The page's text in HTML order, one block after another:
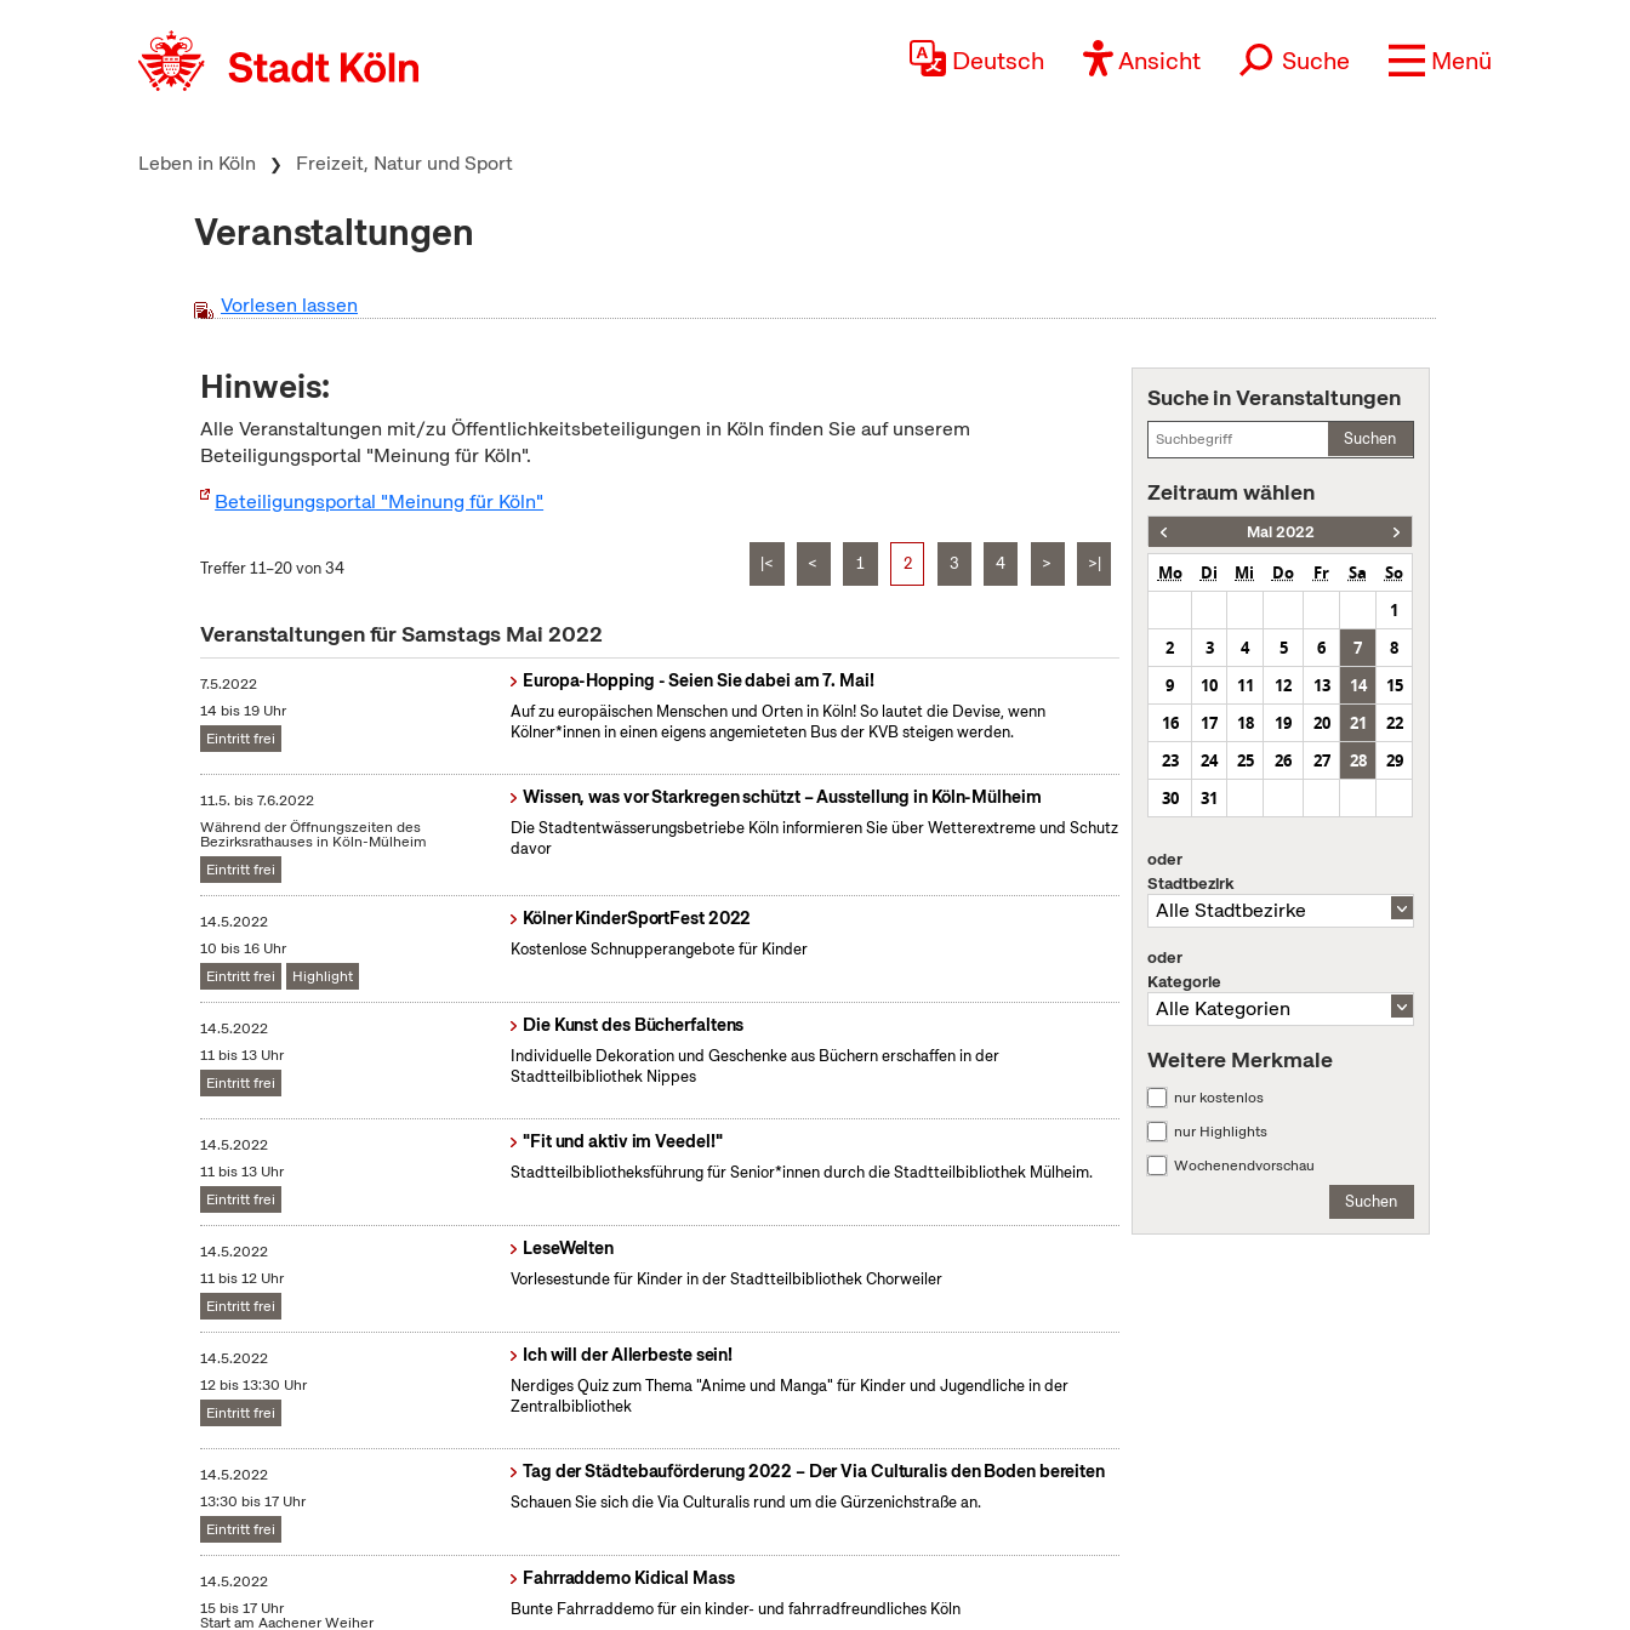
Deutsch Ansicht Suche Menü
Leben in Köln Freizeit, Natur und Sport
Veranstaltungen
Vorlesen lassen
Hinweis:
Alle Veranstaltungen mit/zu Öffentlichkeitsbeteiligungen in Köln finden Sie auf unserem
Beteiligungsportal "Meinung für Köln".
Beteiligungsportal "Meinung für Köln"
Treffer 11–20 von 34 |< < 1 2 3 4 > >|
Veranstaltungen für Samstags Mai 2022
7.5.2022
14 bis 19 Uhr
Eintritt frei
Europa-Hopping - Seien Sie dabei am 7. Mai!
Auf zu europäischen Menschen und Orten in Köln! So lautet die Devise, wenn
Kölner*innen in einen eigens angemieteten Bus der KVB steigen werden.
11.5. bis7.6.2022
Während der Öffnungszeiten des
Bezirksrathauses in Köln-Mülheim
Eintritt frei
Wissen, was vor Starkregen schützt – Ausstellung in Köln-Mülheim
Die Stadtentwässerungsbetriebe Köln informieren Sie über Wetterextreme und Schutz
davor
14.5.2022
10 bis 16 Uhr
Eintritt frei
Highlight
Kölner KinderSportFest 2022
Kostenlose Schnupperangebote für Kinder
14.5.2022
11 bis 13 Uhr
Eintritt frei
Die Kunst des Bücherfaltens
Individuelle Dekoration und Geschenke aus Büchern erschaffen in der
Stadtteilbibliothek Nippes
14.5.2022
11 bis 13 Uhr
Eintritt frei
"Fit und aktiv im Veedel!"
Stadtteilbibliotheksführung für Senior*innen durch die Stadtteilbibliothek Mülheim.
14.5.2022
11 bis 12 Uhr
Eintritt frei
LeseWelten
Vorlesestunde für Kinder in der Stadtteilbibliothek Chorweiler
14.5.2022
12 bis 13:30 Uhr
Eintritt frei
Ich will der Allerbeste sein!
Nerdiges Quiz zum Thema "Anime und Manga" für Kinder und Jugendliche in der
Zentralbibliothek
14.5.2022
13:30 bis 17 Uhr
Eintritt frei
Tag der Städtebauförderung 2022 – Der Via Culturalis den Boden bereiten
Schauen Sie sich die Via Culturalis rund um die Gürzenichstraße an.
14.5.2022
15 bis 17 Uhr
Start am Aachener Weiher
Fahrraddemo Kidical Mass
Bunte Fahrraddemo für ein kinder- und fahrradfreundliches Köln
Suche in Veranstaltungen
Suchen
Zeitraum wählen
Mai 2022
Mo Di Mi Do Fr Sa
So
1
2
3 4 5 6 7
8
9
10 11 12 13 14
15
16
17 18 19 20 21
22
23
24 25 26 27 28
29
30
31
oder
Stadtbezirk
oder
Kategorie
Weitere Merkmale
nur kostenlos
nur Highlights
Wochenendvorschau
Suchen